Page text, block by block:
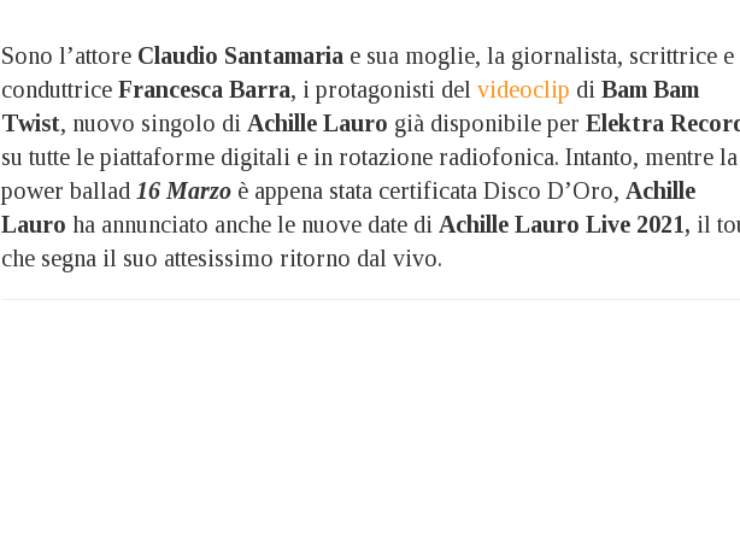
Sono l’attore Claudio Santamaria e sua moglie, la giornalista, scrittrice e
conduttrice Francesca Barra, i protagonisti del videoclip di Bam Bam
Twist, nuovo singolo di Achille Lauro già disponibile per Elektra
su tutte le piattaforme digitali e in rotazione radiofonica. Intanto, mentre la
power ballad 16 Marzo è appena stata certificata Disco D’Oro, Achille
Lauro ha annunciato anche le nuove date di Achille Lauro Live 2021, il
che segna il suo attesissimo ritorno dal vivo.